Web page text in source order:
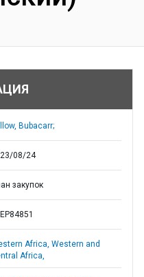
Bubacarr;
08/24
закупок
Africa, Western and
Africa,